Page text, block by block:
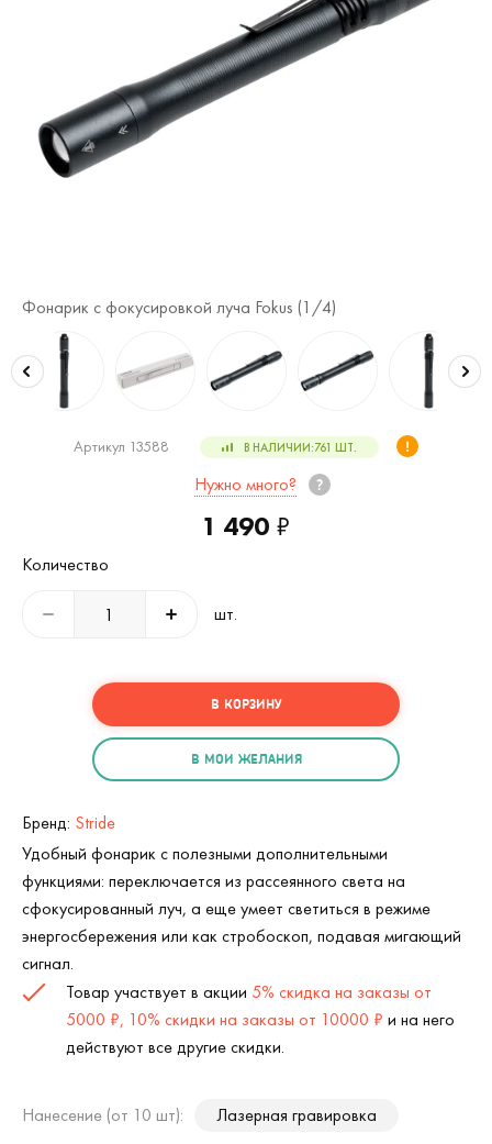
Фонарик с фокусировкой луча Fokus (1 /4)
Артикул 13588 В НАЛИЧИИ:761 ШТ.
Нужно много?
1 490 ₽
Количество
шт.
В КОРЗИНУ
В МОИ ЖЕЛАНИЯ
Бренд: Stride
Удобный фонарик с полезными дополнительными
функциями: переключается из рассеянного света на
сфокусированный луч, а еще умеет светиться в режиме
энергосбережения или как стробоскоп, подавая мигающий
сигнал.
Товар участвует в акции 5% скидка на заказы от
5000 ₽, 10% скидки на заказы от 10000 ₽ и на него
действуют все другие скидки.
Нанесение (от 10 шт): Лазерная гравировка